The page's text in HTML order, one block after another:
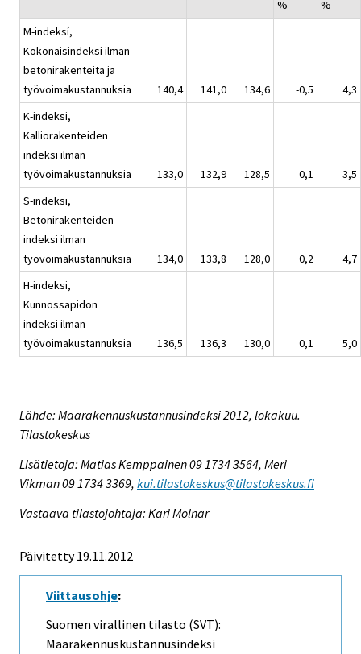
%
%
M-indeksí,
Kokonaisindeksi ilman
betonirakenteita ja
työvoimakustannuksia
140,4 141,0 134,6 -0,5
4,3
K-indeksi,
Kalliorakenteiden
indeksi ilman
työvoimakustannuksia
133,0 132,9 128,5 0,1
3,5
S-indeksi,
Betonirakenteiden
indeksi ilman
työvoimakustannuksia
134,0 133,8 128,0 0,2
4,7
H-indeksi,
Kunnossapidon
indeksi ilman
työvoimakustannuksia
136,5 136,3 130,0 0,1 5,0
Lähde: Maarakennuskustannusindeksi 2012, lokakuu.
Tilastokeskus
Lisätietoja: Matias Kemppainen 09 1734 3564, Meri
Vikman 09 1734 3369, kui.tilastokeskus@tilastokeskus.fi
Vastaava tilastojohtaja: Kari Molnar
Päivitetty 19.11.2012
Viittausohje:
Suomen virallinen tilasto (SVT):
Maarakennuskustannusindeksi